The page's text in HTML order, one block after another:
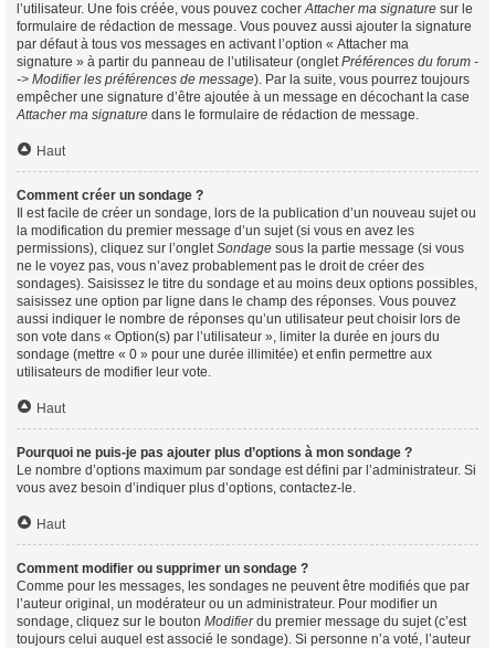
l’utilisateur. Une fois créée, vous pouvez cocherAttacher ma signature sur le
formulaire de rédaction de message. Vous pouvez aussi ajouter la signature
par défaut à tous vos messages en activant l’option « Attacher ma
signature » à partir du panneau de l’utilisateur (ongletPréférences du forum -
-> Modifier les préférences de message). Par la suite, vous pourrez toujours
empêcher une signature d’être ajoutée à un message en décochant la case
Attacher ma signature dans le formulaire de rédaction de message.
Haut
Comment créer un sondage ?
Il est facile de créer un sondage, lors de la publication d’un nouveau sujet ou
la modification du premier message d’un sujet (si vous en avez les
permissions), cliquez sur l’ongletSondage sous la partie message (si vous
ne le voyez pas, vous n’avez probablement pas le droit de créer des
sondages). Saisissez le titre du sondage et au moins deux options possibles,
saisissez une option par ligne dans le champ des réponses. Vous pouvez
aussi indiquer le nombre de réponses qu’un utilisateur peut choisir lors de
son vote dans « Option(s) par l’utilisateur », limiter la durée en jours du
sondage (mettre « 0 » pour une durée illimitée) et enfin permettre aux
utilisateurs de modifier leur vote.
Haut
Pourquoi ne puis-je pas ajouter plus d’options à mon sondage ?
Le nombre d’options maximum par sondage est défini par l’administrateur. Si
vous avez besoin d’indiquer plus d’options, contactez-le.
Haut
Comment modifier ou supprimer un sondage ?
Comme pour les messages, les sondages ne peuvent être modifiés que par
l’auteur original, un modérateur ou un administrateur. Pour modifier un
sondage, cliquez sur le bouton Modifierdu premier message du sujet (c’est
toujours celui auquel est associé le sondage). Si personne n’a voté, l’auteur